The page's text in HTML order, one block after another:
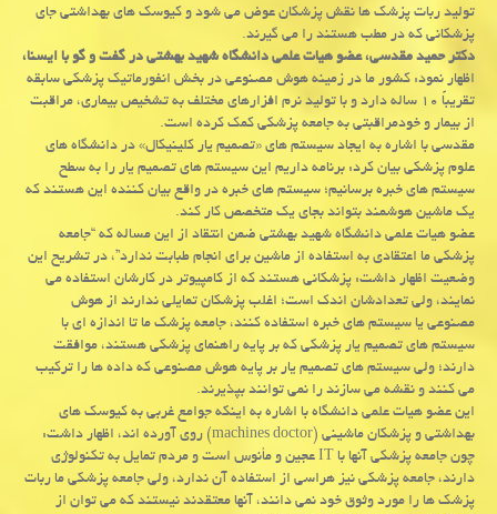
تولید ربات پزشك ها نقش پزشكان عوض می شود و كیوسك های بهداشتی جای
پزشكانی كه در مطب هستند را می گیرند.
دكتر حمید مقدسی، عضو هیات علمی دانشگاه شهید بهشتی در گفت و گو با ایسنا،
اظهار نمود: كشور ما در زمینه هوش مصنوعی در بخش انفورماتیك پزشكی سابقه
تقریباً ۱۰ ساله دارد و با تولید نرم افزارهای مختلف به تشخیص بیماری، مراقبت
از بیمار و خودمراقبتی به جامعه پزشكی كمك كرده است.
مقدسی با اشاره به ایجاد سیستم های «تصمیم یار كلینیكال» در دانشگاه های
علوم پزشكی بیان كرد: برنامه داریم این سیستم های تصمیم یار را به سطح
سیستم های خبره برسانیم؛ سیستم های خبره در واقع بیان كننده این هستند كه
یك ماشین هوشمند بتواند بجای یك متخصص كار كند.
عضو هیات علمی دانشگاه شهید بهشتی ضمن انتقاد از این مساله كه “جامعه
پزشكی ما اعتقادی به استفاده از ماشین برای انجام طبابت ندارد”، در تشریح این
وضعیت اظهار داشت: پزشكانی هستند كه از كامپیوتر در كارشان استفاده می
نمایند، ولی تعدادشان اندك است؛ اغلب پزشكان تمایلی ندارند از هوش
مصنوعی یا سیستم های خبره استفاده كنند، جامعه پزشك ما تا اندازه ای با
سیستم های تصمیم یار پزشكی كه بر پایه راهنمای پزشكی هستند، موافقت
دارند؛ ولی سیستم های تصمیم یار بر پایه هوش مصنوعی كه داده ها را تركیب
می كنند و نقشه می سازند را نمی توانند بپذیرند.
این عضو هیات علمی دانشگاه با اشاره به اینكه جوامع غربی به كیوسك های
بهداشتی و پزشكان ماشینی (machines doctor) روی آورده اند، اظهار داشت:
چون جامعه پزشكی آنها با IT عجین و مأنوس است و مردم تمایل به تكنولوژی
دارند، جامعه پزشكی نیز هراسی از استفاده آن ندارد، ولی جامعه پزشكی ما ربات
پزشك ها را مورد وثوق خود نمی دانند، آنها معتقدند نیستند كه می توان از